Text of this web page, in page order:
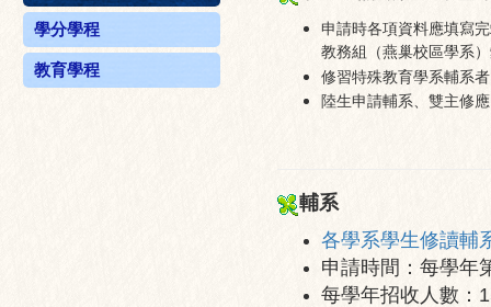
學分學程
教育學程
申請時各項資料應填寫
教務組（燕巢校區學系
修習特殊教育學系輔系
陸生申請輔系、雙主修
輔系
各學系學生修讀輔
申請時間：每學年
每學年招收人數：